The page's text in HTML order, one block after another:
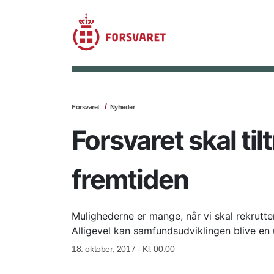
Forsvaret Nyheder
Forsvaret skal
fremtiden
Mulighederne er mange, når vi skal
Alligevel kan samfundsudviklingen blive
18. oktober, 2017 - Kl. 00.00